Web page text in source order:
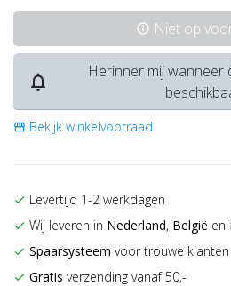
info Niet op
notifications_none
Herinner mij
storefront Bekijk winkelvoorraad
check Levertijd 1-2 werkdagen
check Wij leveren in Nederland, België en
check Spaarsysteem voor trouwe klanten
check Gratis verzending vanaf 50,-